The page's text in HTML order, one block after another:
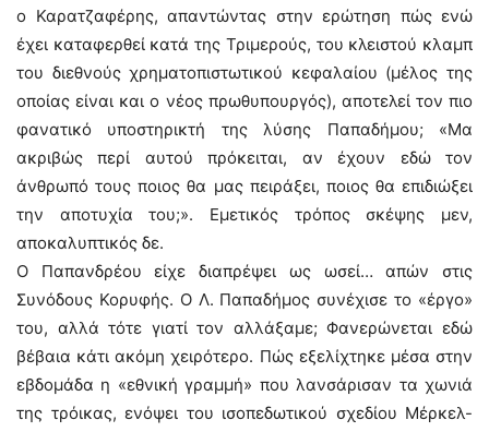
ο Καρατζαφέρης, απαντώντας στην ερώτηση πώς ενώ
έχει καταφερθεί κατά της Τριμερούς, του κλειστού κλαμπ
του διεθνούς χρηματοπιστωτικού κεφαλαίου (μέλος της
οποίας είναι και ο νέος πρωθυπουργός), αποτελεί τον πιο
φανατικό υποστηρικτή της λύσης Παπαδήμου; «Μα
ακριβώς περί αυτού πρόκειται, αν έχουν εδώ τον
άνθρωπό τους ποιος θα μας πειράξει, ποιος θα επιδιώξει
την αποτυχία του;». Εμετικός τρόπος σκέψης μεν,
αποκαλυπτικός δε.
Ο Παπανδρέου είχε διαπρέψει ως ωσεί… απών στις
Συνόδους Κορυφής. Ο Λ. Παπαδήμος συνέχισε το «έργο»
του, αλλά τότε γιατί τον αλλάξαμε; Φανερώνεται εδώ
βέβαια κάτι ακόμη χειρότερο. Πώς εξελίχτηκε μέσα στην
εβδομάδα η «εθνική γραμμή» που λανσάρισαν τα χωνιά
της τρόικας, ενόψει του ισοπεδωτικού σχεδίου Μέρκελ-